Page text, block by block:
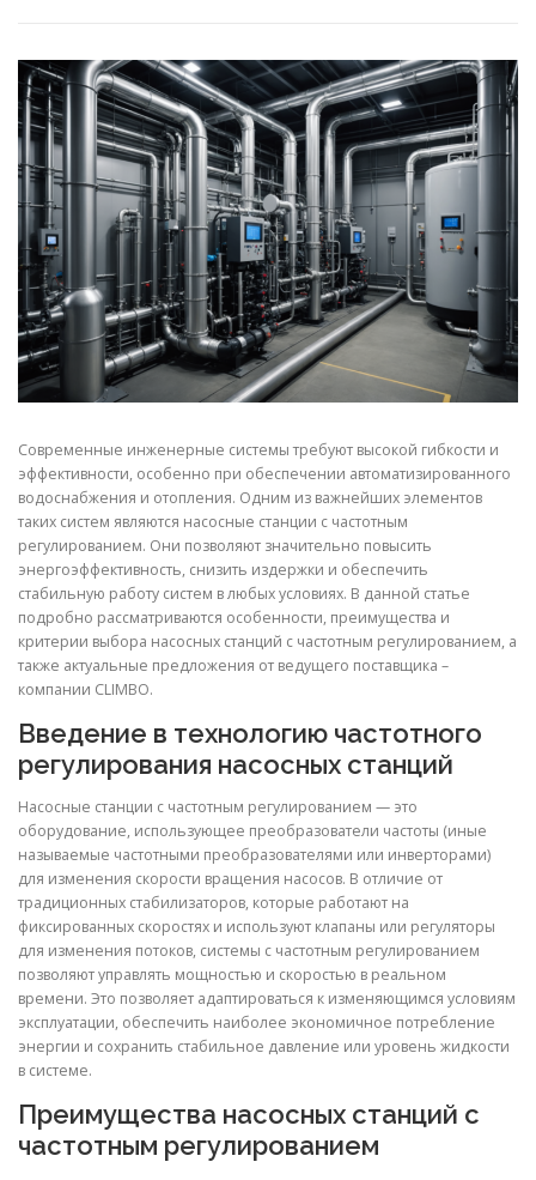
Современные инженерные системы требуют высокой гибкости и
эффективности, особенно при обеспечении автоматизированного
водоснабжения и отопления. Одним из важнейших элементов
таких систем являются насосные станции с частотным
регулированием. Они позволяют значительно повысить
энергоэффективность, снизить издержки и обеспечить
стабильную работу систем в любых условиях. В данной статье
подробно рассматриваются особенности, преимущества и
критерии выбора насосных станций с частотным регулированием, а
также актуальные предложения от ведущего поставщика –
компании CLIMBO.
Введение в технологию частотного
регулирования насосных станций
Насосные станции с частотным регулированием — это
оборудование, использующее преобразователи частоты (иные
называемые частотными преобразователями или инверторами)
для изменения скорости вращения насосов. В отличие от
традиционных стабилизаторов, которые работают на
фиксированных скоростях и используют клапаны или регуляторы
для изменения потоков, системы с частотным регулированием
позволяют управлять мощностью и скоростью в реальном
времени. Это позволяет адаптироваться к изменяющимся условиям
эксплуатации, обеспечить наиболее экономичное потребление
энергии и сохранить стабильное давление или уровень жидкости
в системе.
Преимущества насосных станций с
частотным регулированием